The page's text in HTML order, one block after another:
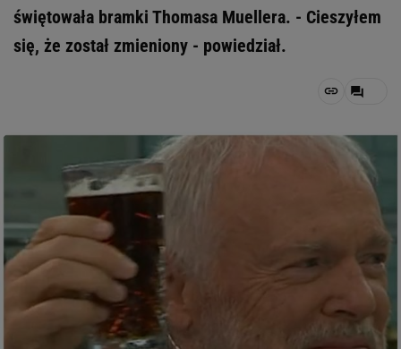
świętowała bramki Thomasa Muellera. - Cieszyłem
się, że został zmieniony - powiedział.